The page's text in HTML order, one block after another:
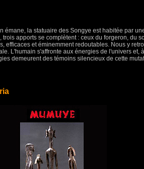
émane, la statuaire des Songye est habitée par
apports se complètent : ceux du forgeron, du
efficaces et éminemment redoutables. Nous y
L'humain s'affronte aux énergies de l'univers et,
demeurent des témoins silencieux de cette